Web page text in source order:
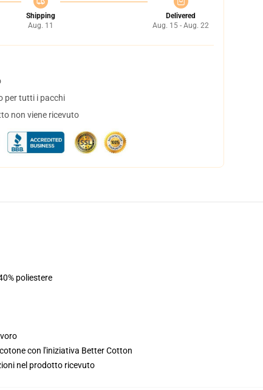
Shipping
Aug. 11
Delivered
Aug. 15 - Aug. 22
per tutti i pacchi
non viene ricevuto
poliestere
con l'iniziativa Better Cotton
nel prodotto ricevuto